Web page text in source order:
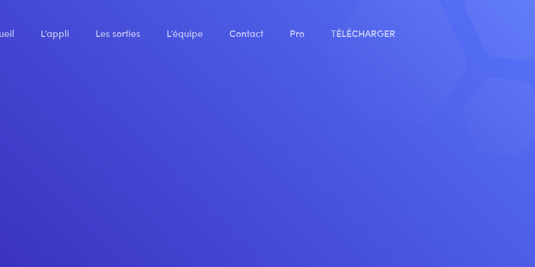
L’appli Les sorties L’équipe Contact Pro TÉLÉCHARGER